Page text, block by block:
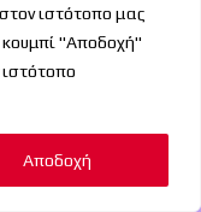
ιστότοπο μας
"Αποδοχή"
Αποδοχή